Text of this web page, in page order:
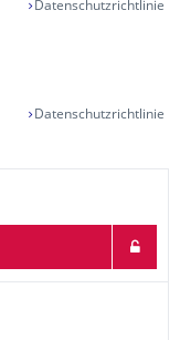
Datenschutzrichtlinie
Datenschutzrichtlinie